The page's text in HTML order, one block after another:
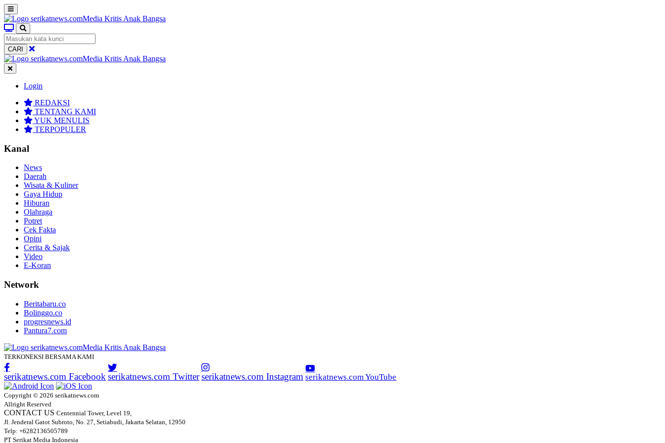
CARI
Login
REDAKSI
TENTANG KAMI
YUK MENULIS
TERPOPULER
Kanal
News
Daerah
Wisata & Kuliner
Gaya Hidup
Hiburan
Olahraga
Potret
Cek Fakta
Opini
Cerita & Sajak
Video
E-Koran
Network
Beritabaru.co
Bolinggo.co
progresnews.id
Pantura7.com
TERKONEKSI BERSAMA KAMI
serikatnews.com Facebook serikatnews.com Twitter serikatnews.com Instagram serikatnews.com YouTube
Copyright © 2026 serikatnews.com
Allright Reserved
CONTACT US Centennial Tower, Level 19,
Jl. Jenderal Gatot Subroto, No. 27, Setiabudi, Jakarta Selatan, 12950
Telp: +6282136505789
PT Serikat Media Indonesia